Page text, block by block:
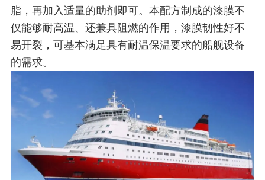
脂，再加入适量的助剂即可。本配方制成的漆膜不
仅能够耐高温、还兼具阻燃的作用，漆膜韧性好不
易开裂，可基本满足具有耐温保温要求的船舰设备
的需求。